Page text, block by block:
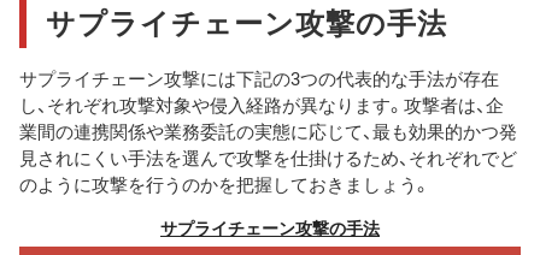
サプライチェーン攻撃の手法
サプライチェーン攻撃には下記の3つの代表的な手法が存在
し、それぞれ攻撃対象や侵入経路が異なります。攻撃者は、企
業間の連携関係や業務委託の実態に応じて、最も効果的かつ発
見されにくい手法を選んで攻撃を仕掛けるため、それぞれでど
のように攻撃を行うのかを把握しておきましょう。
サプライチェーン攻撃の手法